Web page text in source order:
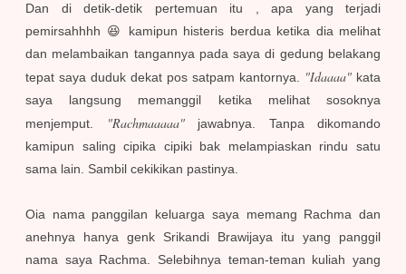
Dan di detik-detik pertemuan itu , apa yang terjadi
pemirsahhhh 😆 kamipun histeris berdua ketika dia melihat
dan melambaikan tangannya pada saya di gedung belakang
tepat saya duduk dekat pos satpam kantornya. "Idaaaa" kata
saya langsung memanggil ketika melihat sosoknya
menjemput.
"Rachmaaaaa"
jawabnya. Tanpa dikomando
kamipun saling cipika cipiki bak melampiaskan rindu satu
sama lain. Sambil cekikikan pastinya.
Oia nama panggilan keluarga saya memang Rachma dan
anehnya hanya genk Srikandi Brawijaya itu yang panggil
nama saya Rachma. Selebihnya teman-teman kuliah yang